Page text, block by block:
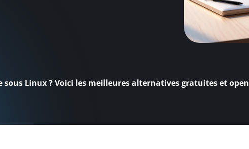
sous Linux ? Voici les meilleures alternatives gratuites et open